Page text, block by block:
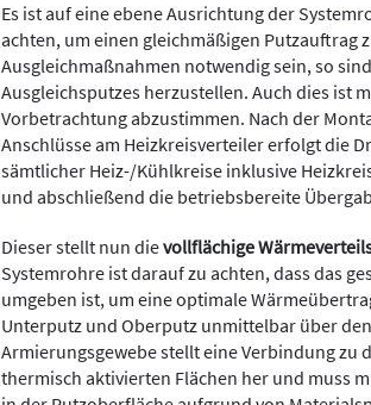
Es ist auf eine ebene Ausrichtung der
achten, um einen gleichmäßigen Putzauftrag
Ausgleichmaßnahmen notwendig sein, so
Ausgleichsputzes herzustellen. Auch dies ist
Vorbetrachtung abzustimmen. Nach der
Anschlüsse am Heizkreisverteiler erfolgt die
sämtlicher Heiz-/Kühlkreise inklusive
und abschließend die betriebsbereite
Dieser stellt nun dievollflächige
Systemrohre ist darauf zu achten, dass das
umgeben ist, um eine optimale
Unterputz und Oberputz unmittelbar über
Armierungsgewebe stellt eine Verbindung zu
thermisch aktivierten Flächen her und muss